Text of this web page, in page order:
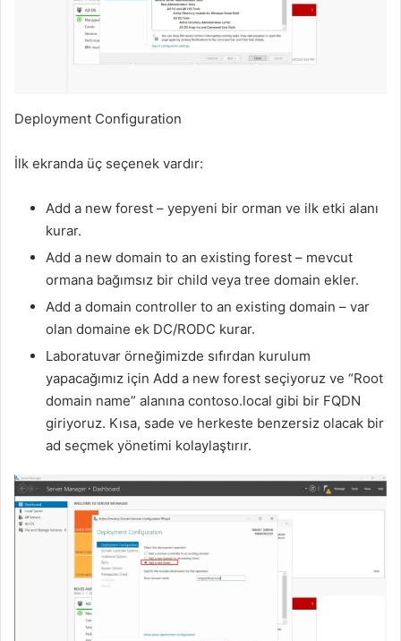
Deployment Configuration
İlk ekranda üç seçenek vardır:
Add a new forest – yepyeni bir orman ve ilk etki alanı
kurar.
Add a new domain to an existing forest – mevcut
ormana bağımsız bir child veya tree domain ekler.
Add a domain controller to an existing domain – var
olan domaine ek DC/RODC kurar.
Laboratuvar örneğimizde sıfırdan kurulum
yapacağımız için Add a new forest seçiyoruz ve “Root
domain name” alanına contoso.local gibi bir FQDN
giriyoruz. Kısa, sade ve herkeste benzersiz olacak bir
ad seçmek yönetimi kolaylaştırır.